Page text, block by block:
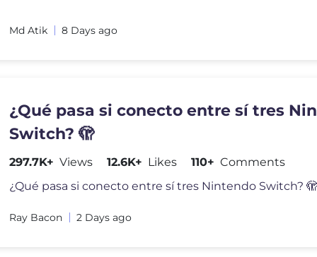
Md Atik 8 Days ago
¿Qué pasa si conecto entre sí tres
Switch? 🫣
297.7K+ Views 12.6K+ Likes 110+ Comments
¿Qué pasa si conecto entre sí tres Nintendo Switch?
Ray Bacon 2 Days ago